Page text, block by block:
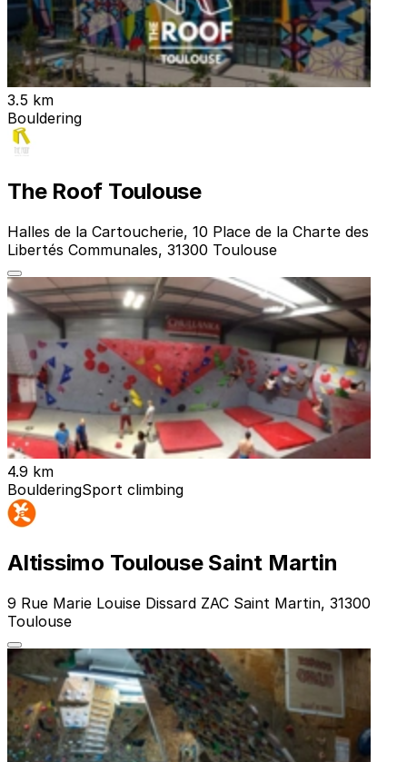
3.5 km
Bouldering
The Roof Toulouse
Halles de la Cartoucherie, 10 Place de la Charte des
Libertés Communales, 31300 Toulouse
4.9 km
BoulderingSport climbing
Altissimo Toulouse Saint Martin
9 Rue Marie Louise Dissard ZAC Saint Martin, 31300
Toulouse